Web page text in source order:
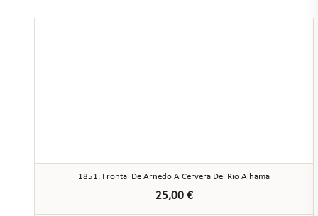
1851. Frontal De Arnedo A Cervera Del Rio Alhama
25,00 €